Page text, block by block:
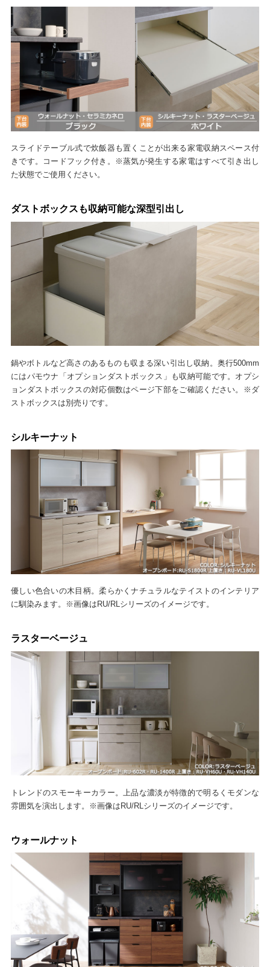
スライドテーブル式で炊飯器も置くことが出来る家電収納スペース付
きです。コードフック付き。※蒸気が発生する家電はすべて引き出し
た状態でご使用ください。
ダストボックスも収納可能な深型引出し
鍋やボトルなど高さのあるものも収まる深い引出し収納。奥行500mm
にはパモウナ「オプションダストボックス」も収納可能です。オプシ
ョンダストボックスの対応個数はページ下部をご確認ください。※ダ
ストボックスは別売りです。
シルキーナット
優しい色合いの木目柄。柔らかくナチュラルなテイストのインテリア
に馴染みます。※画像はRU/RLシリーズのイメージです。
ラスターベージュ
トレンドのスモーキーカラー。上品な濃淡が特徴的で明るくモダンな
雰囲気を演出します。※画像はRU/RLシリーズのイメージです。
ウォールナット